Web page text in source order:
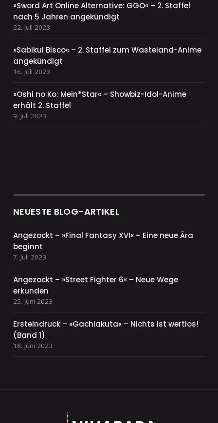
»Sword Art Online Alternative: GGO« – 2. Staffel
nach 5 Jahren angekündigt
22. Juli 2023
»Sabikui Bisco« – 2. Staffel zum Wasteland-Anime
angekündigt
16. Juli 2023
»Oshi no Ko: Mein*Star« – Showbiz-Idol-Anime
erhält 2. Staffel
9. Juli 2023
NEUESTE BLOG-ARTIKEL
Angezockt – »Final Fantasy XVI« – Eine neue Ära
beginnt
7. Juli 2023
Angezockt – »Street Fighter 6« – Neue Wege
erkunden
25. Juni 2023
Ersteindruck – »Gachiakuta« – Nichts ist wertlos!
(Band 1)
18. Juni 2023